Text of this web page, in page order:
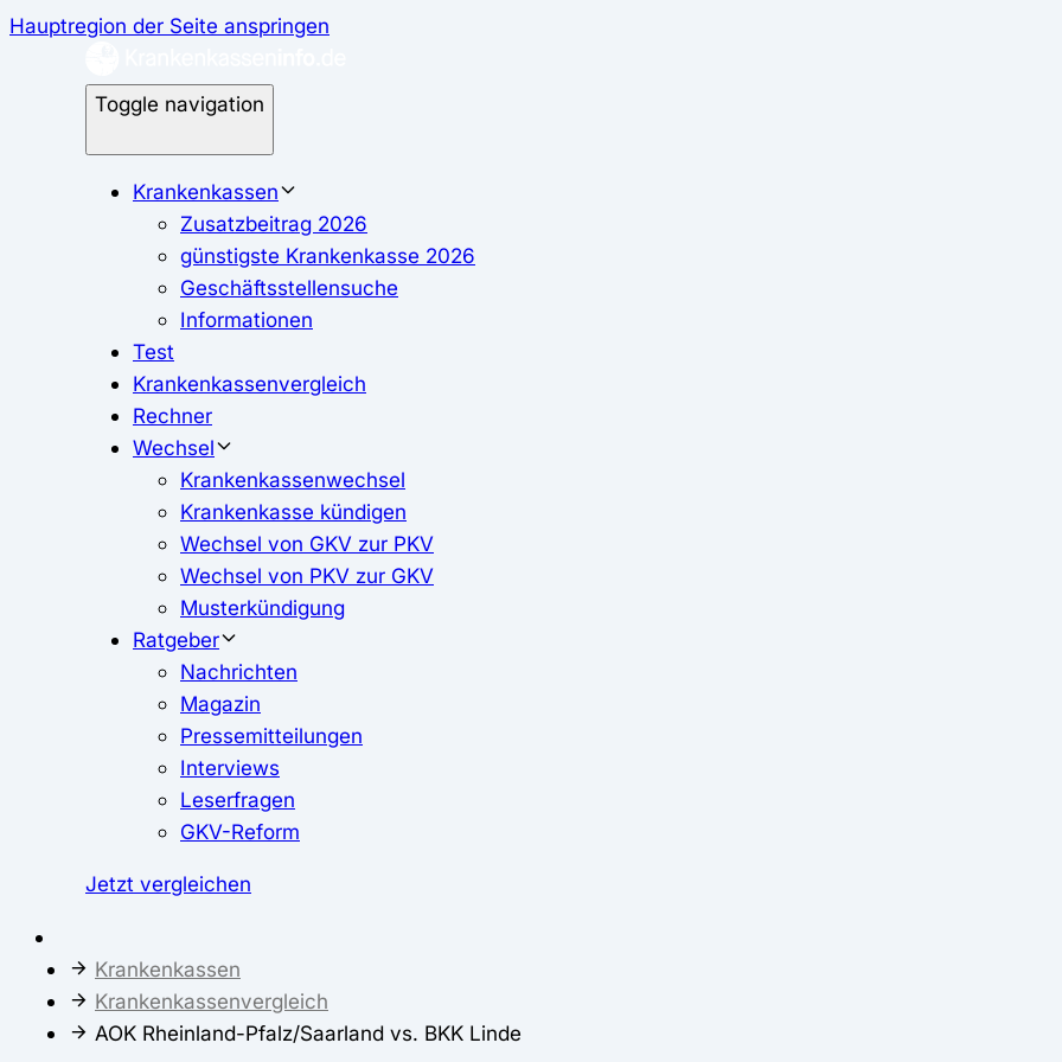
Hauptregion der Seite anspringen
Toggle navigation
Krankenkassen
Zusatzbeitrag 2026
günstigste Krankenkasse 2026
Geschäftsstellensuche
Informationen
Test
Krankenkassenvergleich
Rechner
Wechsel
Krankenkassenwechsel
Krankenkasse kündigen
Wechsel von GKV zur PKV
Wechsel von PKV zur GKV
Musterkündigung
Ratgeber
Nachrichten
Magazin
Pressemitteilungen
Interviews
Leserfragen
GKV-Reform
Jetzt vergleichen
Krankenkassen
Krankenkassenvergleich
AOK Rheinland-Pfalz/Saarland vs. BKK Linde